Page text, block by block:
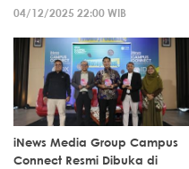
04/12/2025 22:00 WIB
iNews Media Group Campus
Connect Resmi Dibuka di